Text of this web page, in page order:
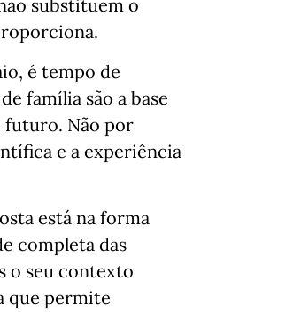
substituem o
é tempo de
família são a base
futuro. Não por
e a experiência
está na forma
completa das
o seu contexto
que permite